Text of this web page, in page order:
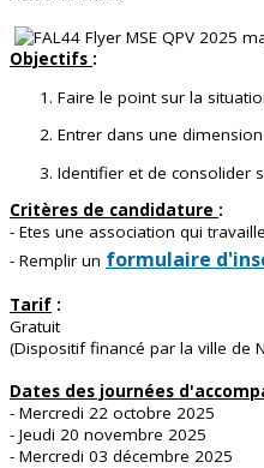
Objectifs :
Faire le point sur la
Entrer dans une
Identifier et de consolider
Critères de candidature :
- Etes une association qui
- Remplir un formulaire
Tarif :
Gratuit
(Dispositif financé par la ville de
Dates des journées
- Mercredi 22 octobre 2025
- Jeudi 20 novembre 2025
- Mercredi 03 décembre 2025